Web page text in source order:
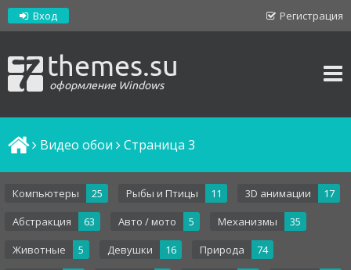
Регистрация
Вход
themes.su
оформление Windows
Видео обои Cтраница 3
Компьютеры 25 Рыбы и Птицы 11 3D анимации
17
Абстракция
63 Авто / мото 5 Механизмы
35
Животные
5 Девушки 16 Природа
74